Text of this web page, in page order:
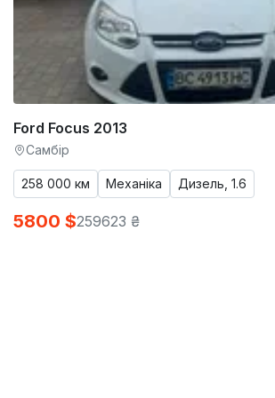
Ford Focus 2013
Самбір
258 000 км Механіка Дизель, 1.6
5800 $259623 ₴